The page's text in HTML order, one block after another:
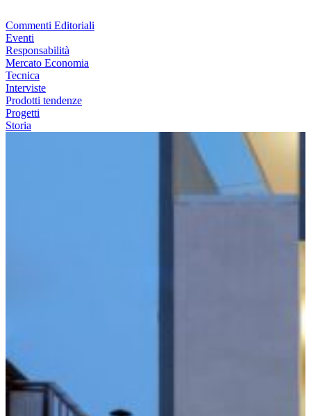
Commenti Editoriali
Eventi
Responsabilità
Mercato Economia
Tecnica
Interviste
Prodotti tendenze
Progetti
Storia